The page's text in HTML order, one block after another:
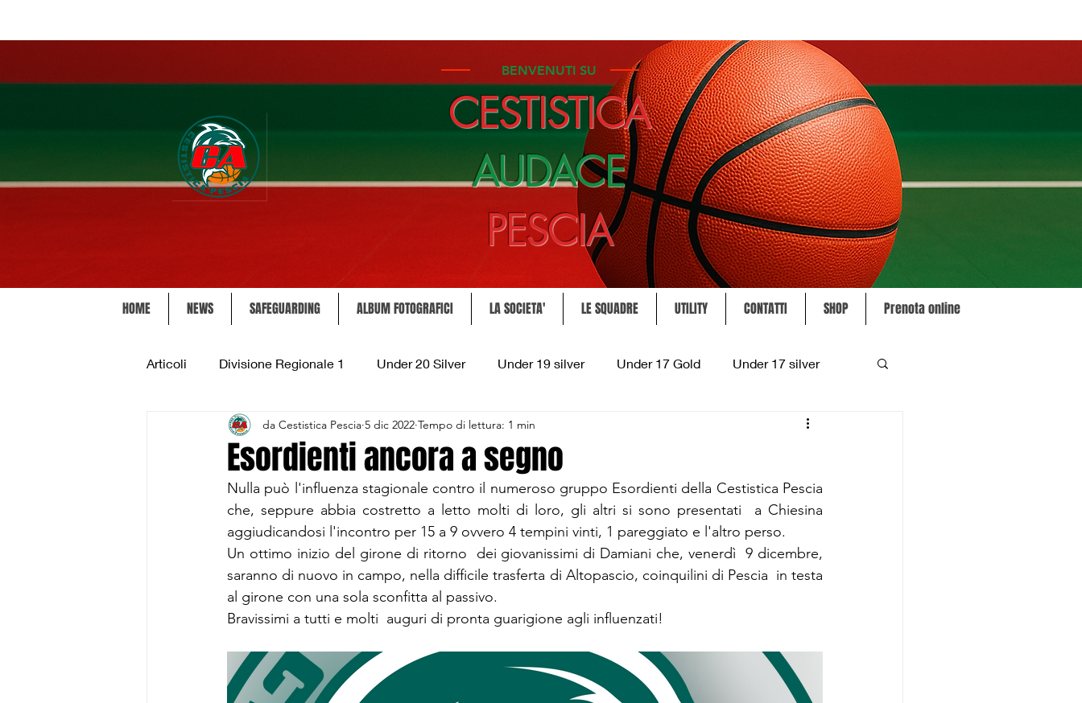
BENVENUTI SU
CESTISTICA
AUDACE
PESCIA
HOME NEWS SAFEGUARDING ALBUM FOTOGRAFICI LA SOCIETA' LE SQUADRE UTILITY CONTATTI SHOP Prenota online
Articoli Divisione Regionale 1 Under 20 Silver Under 19 silver Under 17 Gold Under 17 silver
Under 15 Silver Under 14 Silver Under 13 Silver
CSI Juniores CSI Under 13 Divisione Regionale 3 CSI Allievi
Esordienti ancora a segno
da Cestistica Pescia 5 dic 2022 Tempo di lettura: 1 min
Nulla può l'influenza stagionale contro il numeroso gruppo Esordienti della Cestistica Pescia
che, seppure abbia costretto a letto molti di loro, gli altri si sono presentati  a Chiesina
aggiudicandosi l'incontro per 15 a 9 ovvero 4 tempini vinti, 1 pareggiato e l'altro perso.
Un ottimo inizio del girone di ritorno  dei giovanissimi di Damiani che, venerdì  9 dicembre,
saranno di nuovo in campo, nella difficile trasferta di Altopascio, coinquilini di Pescia  in testa
al girone con una sola sconfitta al passivo.
Bravissimi a tutti e molti  auguri di pronta guarigione agli influenzati!